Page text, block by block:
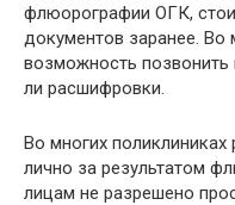
флюорографии ОГК,
документов заранее. Во
возможность позвонить
ли расшифровки.
Во многих поликлиниках
лично за результатом
лицам не разрешено